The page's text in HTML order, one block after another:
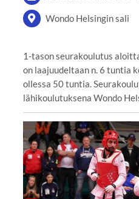
Wondo Helsingin sali
1-tason seurakoulutus
on laajuudeltaan n. 6 tuntia
ollessa 50 tuntia.
lähikoulutuksena Wondo